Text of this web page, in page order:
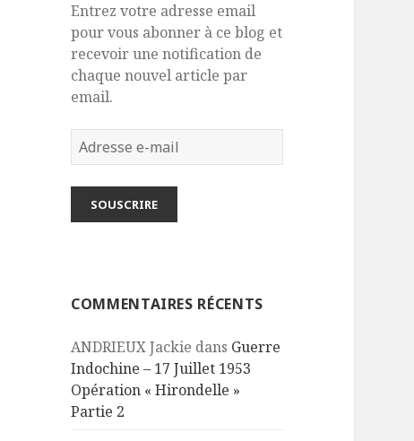
Entrez votre adresse email
pour vous abonner à ce blog et
recevoir une notification de
chaque nouvel article par
email.
Adresse
e-
mail
SOUSCRIRE
COMMENTAIRES RÉCENTS
ANDRIEUX Jackie dans Guerre
Indochine – 17 Juillet 1953
Opération « Hirondelle »
Partie 2